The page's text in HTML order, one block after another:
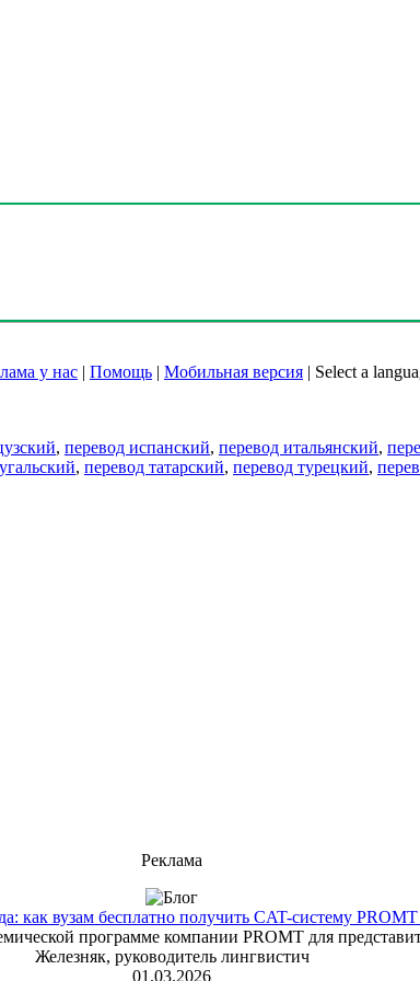
у нас | Помощь | Мобильная версия | Select a
, перевод испанский, перевод итальянский,
, перевод татарский, перевод турецкий,
Реклама
как вузам бесплатно получить CAT-систему
программе компании PROMT для
Железняк, руководитель лингвистич
01.03.2026